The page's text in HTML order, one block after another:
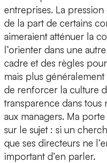
entreprises. La pression
de la part de certains
aimeraient atténuer la
l’orienter dans une
cadre et des règles
mais plus généralement
de renforcer la culture
transparence dans tous
aux managers. Ma
sur le sujet : si un
que ses directeurs ne
important d’en parler.